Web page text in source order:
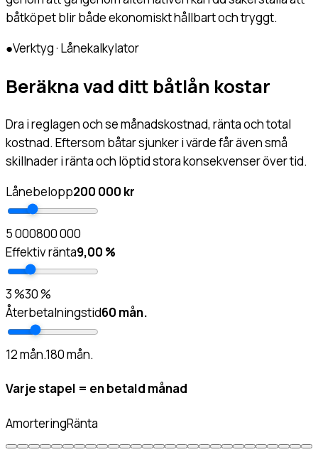
båtköpet blir både ekonomiskt hållbart och tryggt.
●Verktyg · Lånekalkylator
Beräkna vad ditt båtlån kostar
Dra i reglagen och se månadskostnad, ränta och total
kostnad. Eftersom båtar sjunker i värde får även små
skillnader i ränta och löptid stora konsekvenser över tid.
Lånebelopp200 000 kr
5 000800 000
Effektiv ränta9,00 %
3 %30 %
Återbetalningstid60 mån.
12 mån.180 mån.
Varje stapel = en betald månad
AmorteringRänta